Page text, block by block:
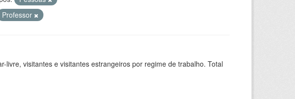
Professor
livre, visitantes e visitantes estrangeiros por regime de trabalho. Total